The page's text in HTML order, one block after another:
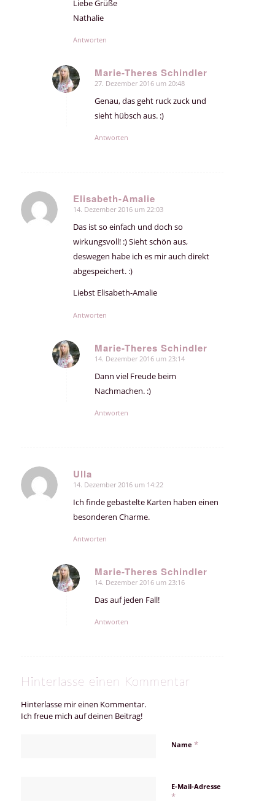
Liebe Grüße
Nathalie
Antworten
Marie-Theres Schindler
sagte:
27. Dezember 2016 um 20:48
Genau, das geht ruck zuck und
sieht hübsch aus. :)
Antworten
Elisabeth-Amalie
sagte:
14. Dezember 2016 um 22:03
Das ist so einfach und doch so
wirkungsvoll! :) Sieht schön aus,
deswegen habe ich es mir auch direkt
abgespeichert. :)
Liebst Elisabeth-Amalie
Antworten
Marie-Theres Schindler
sagte:
14. Dezember 2016 um 23:14
Dann viel Freude beim
Nachmachen. :)
Antworten
Ulla
sagte:
14. Dezember 2016 um 14:22
Ich finde gebastelte Karten haben einen
besonderen Charme.
Antworten
Marie-Theres Schindler
sagte:
14. Dezember 2016 um 23:16
Das auf jeden Fall!
Antworten
Hinterlasse einen Kommentar
Hinterlasse mir einen Kommentar.
Ich freue mich auf deinen Beitrag!
Name *
E-Mail-Adresse
*